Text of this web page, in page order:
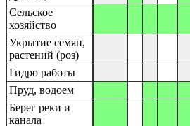
Сельское
хозяйство
Укрытие семян,
растений (роз)
Гидро работы
Пруд, водоем
Берег реки и
канала